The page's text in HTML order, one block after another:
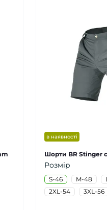
в наявності
Шорти BR Stinger
Розмір
S-46 M-48
2XL-54
3XL-56